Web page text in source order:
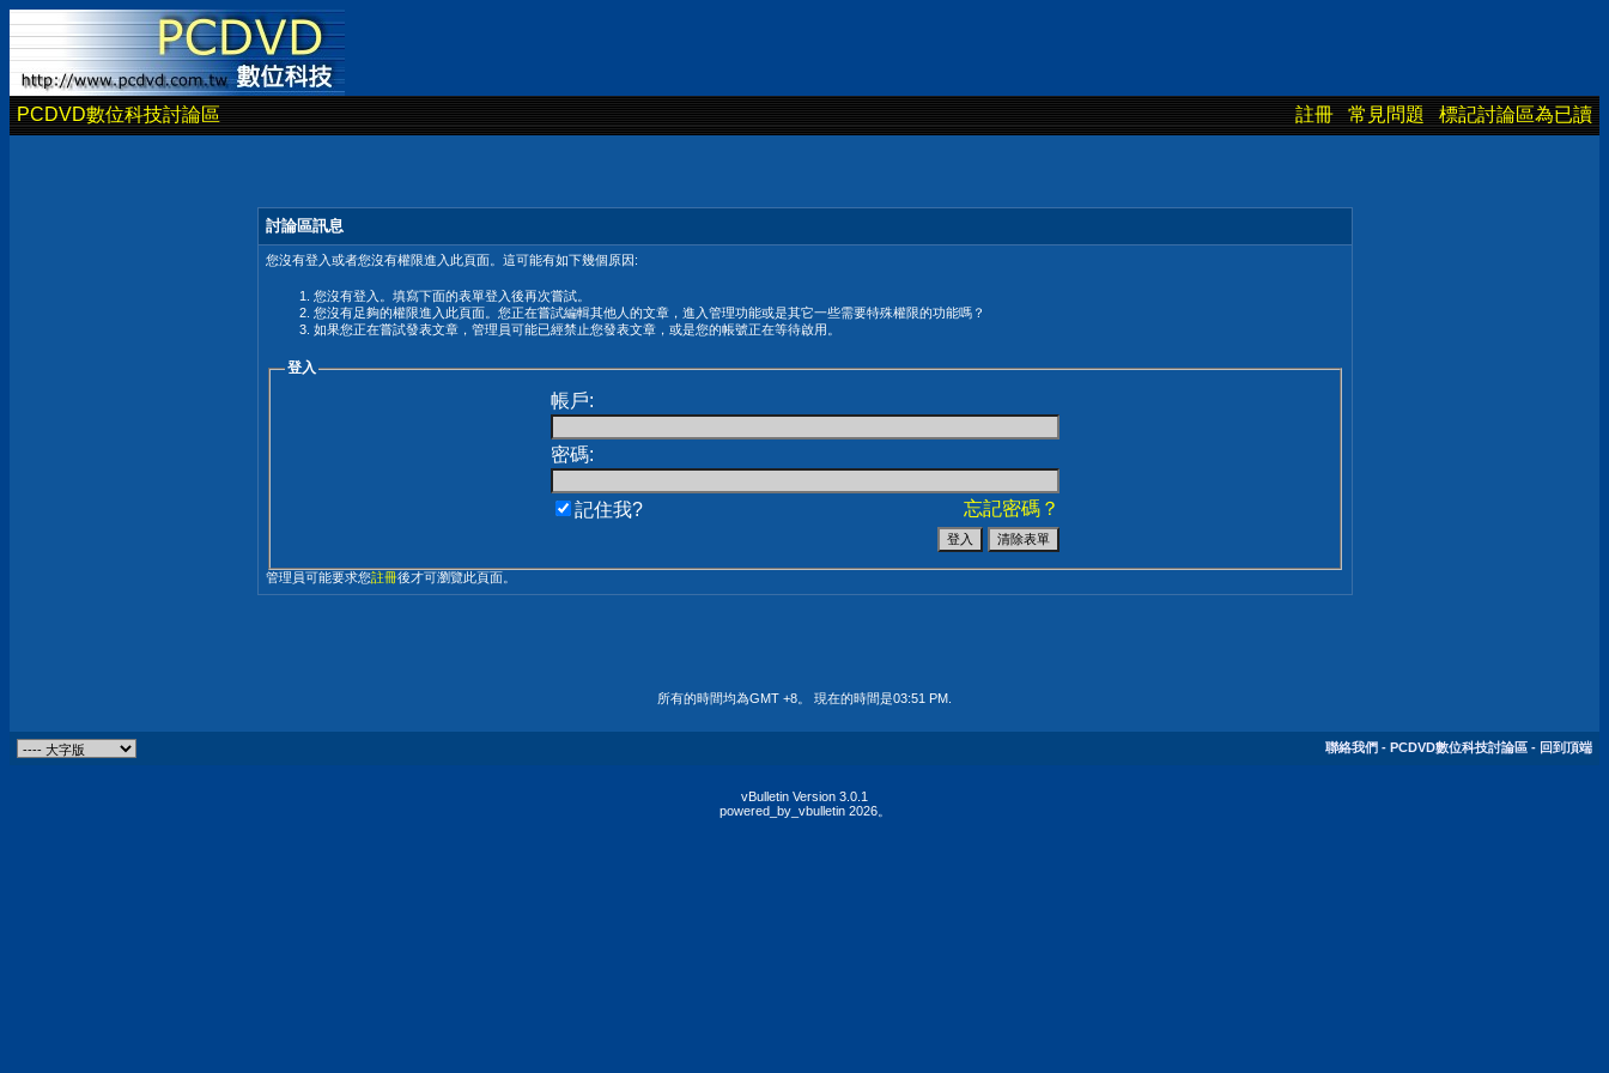
PCDVD數位科技討論區 註冊 常見問題 標記討論區為已讀
討論區訊息
您沒有登入或者您沒有權限進入此頁面。這可能有如下幾個原因:
您沒有登入。填寫下面的表單登入後再次嘗試。
您沒有足夠的權限進入此頁面。您正在嘗試編輯其他人的文章，進入管理功能或是其它一些需要特殊權限的功能嗎？
如果您正在嘗試發表文章，管理員可能已經禁止您發表文章，或是您的帳號正在等待啟用。
登入
帳戶:
密碼:
忘記密碼？
記住我?
管理員可能要求您註冊後才可瀏覽此頁面。
所有的時間均為GMT +8。 現在的時間是03:51 PM
聯絡我們 - PCDVD數位科技討論區 - 回到頂端
vBulletin Version 3.0.1
powered_by_vbulletin 2026。